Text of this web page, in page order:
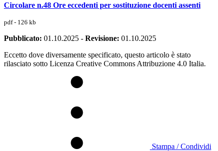
Circolare n.48 Ore eccedenti per sostituzione docenti assenti
pdf - 126 kb
Pubblicato: 01.10.2025 - Revisione: 01.10.2025
Eccetto dove diversamente specificato, questo articolo è stato
rilasciato sotto Licenza Creative Commons Attribuzione 4.0 Italia.
Stampa / Condividi